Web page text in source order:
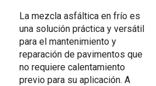
La mezcla asfáltica en frío es
una solución práctica y versátil
para el mantenimiento y
reparación de pavimentos que
no requiere calentamiento
previo para su aplicación. A